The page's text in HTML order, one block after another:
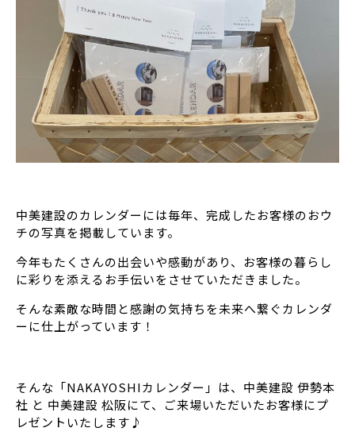
中美建設のカレンダーには毎年、完成したお客様のおウ
チの写真を掲載しています。
今年もたくさんの出会いや感動があり、お客様の暮らし
に彩りを添えるお手伝いをさせていただきました。
そんな素敵な時間と感謝の気持ちを未来へ繋ぐカレンダ
ーに仕上がっています！
そんな「NAKAYOSHIカレンダー」は、中美建設 伊勢本
社 と 中美建設 松阪にて、ご来場いただいたお客様にプ
レゼントいたします♪